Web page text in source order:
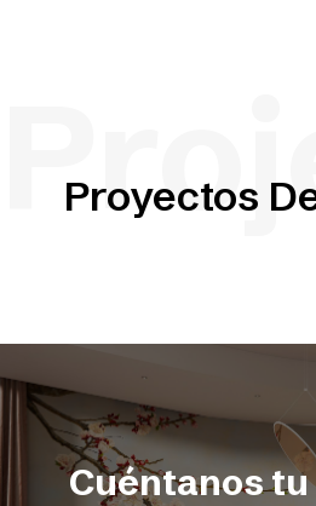
Proyectos
Cuéntanos